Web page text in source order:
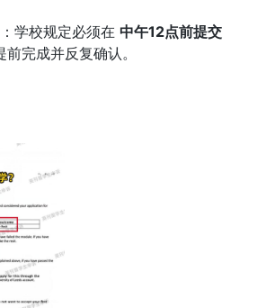
：学校规定必须在 中午12点前提交
前完成并反复确认。